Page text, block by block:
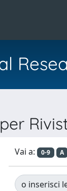
Vai a: 0-9 A
o inserisci